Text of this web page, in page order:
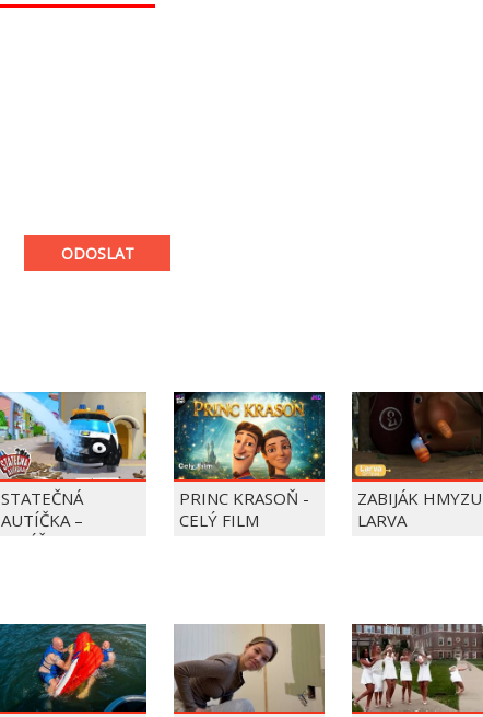
ODOSLAT
STATEČNÁ
AUTÍČKA –
BALÍČEK PIERRE
PRINC KRASOŇ -
CELÝ FILM
ZABIJÁK
LARVA